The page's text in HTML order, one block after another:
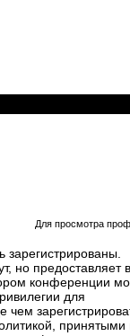
Для просмотра
но предоставляет
конференции
для
чем
принятыми